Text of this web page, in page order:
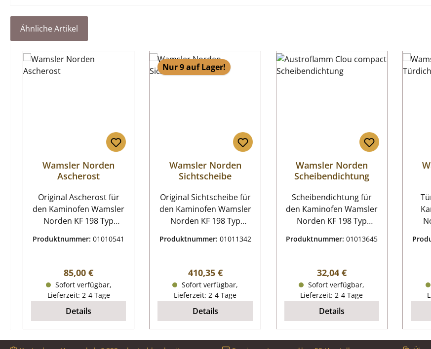
Ähnliche Artikel
Produktgalerie überspringen
Wamsler Norden
Ascherost
Original Ascherost für
den Kaminofen Wamsler
Norden KF 198 Typ
Wamsler Norden KF 198
Ascherost Eckdaten:
Kaminrost,
Brennraumrost Maße
(B/L/H) 180 mm x 180
mm x 15 mm
Durchmesser 180 mm
Material Guss Form rund
Produktnummer:01010541
Regulärer Preis:
85,00 €
Sofort verfügbar,
Lieferzeit: 2-4 Tage
Details
Nur 9 auf Lager!
Wamsler Norden
Sichtscheibe
Original Sichtscheibe für
den Kaminofen Wamsler
Norden KF 198 Typ
passend für 8 kW bis
für 7,5 kW ab Baujahr
2012 Wamsler Norden KF
198 Typ 19882, Typ 19872
Sichtscheibe Eckdaten:
Türglas, Glas Maße
(B/L/H) 85/351/74 mm x
320 mm x 4 mm Material
Produktnummer: 01011342
Regulärer Preis:
410,35 €
Sofort verfügbar,
Lieferzeit: 2-4 Tage
Details
Wamsler Norden
Scheibendichtung
Scheibendichtung für
den Kaminofen Wamsler
Norden KF 198 Typ
Wamsler Norden KF 198
Scheibendichtung
Eckdaten: Glasdichtung,
Ofenschnur
Kordeldichtung Länge
2,00 m Durchmesser 6
mm
Produktnummer: 01013645
Regulärer Preis:
32,04 €
Sofort verfügbar,
Lieferzeit: 2-4 Tage
Details